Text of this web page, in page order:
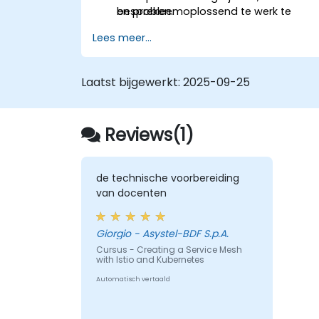
en probleemoplossend te werk te
Grafana en Jaeger.
Istio te integreren met Calico voor
extra beveiliging.
bespreken.
Lees meer...
Laatst bijgewerkt: 2025-09-25
Reviews(1)
de technische voorbereiding
van docenten
Giorgio - Asystel-BDF S.p.A.
Cursus - Creating a Service Mesh
with Istio and Kubernetes
Automatisch vertaald